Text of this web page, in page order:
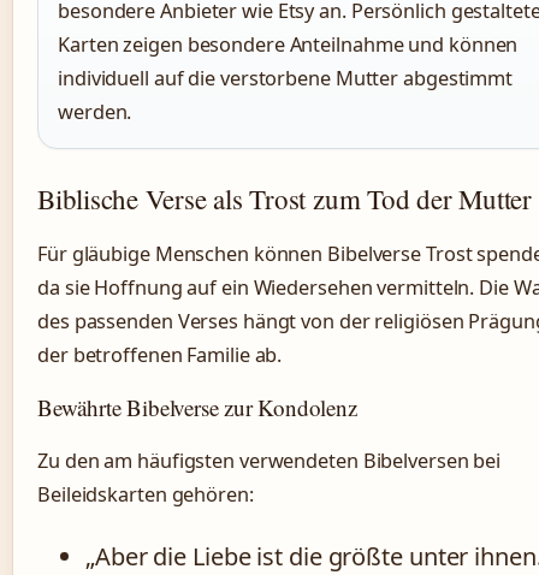
besondere Anbieter wie Etsy an. Persönlich
Karten zeigen besondere Anteilnahme und können
individuell auf die verstorbene Mutter abgestimmt
werden.
Biblische Verse als Trost zum Tod der Mutter
Für gläubige Menschen können Bibelverse Trost
da sie Hoffnung auf ein Wiedersehen vermitteln. Die
des passenden Verses hängt von der religiösen
der betroffenen Familie ab.
Bewährte Bibelverse zur Kondolenz
Zu den am häufigsten verwendeten Bibelversen bei
Beileidskarten gehören:
„Aber die Liebe ist die größte unter